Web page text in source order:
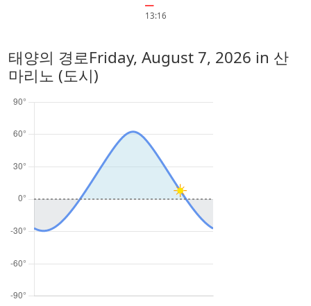
━
13:16
태양의 경로Friday, August 7, 2026 in 산
마리노 (도시)